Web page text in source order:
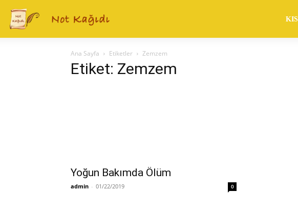
Ana Sayfa Etiketler Zemzem
Etiket: Zemzem
Yoğun Bakımda Ölüm
admin - 01/22/2019 0